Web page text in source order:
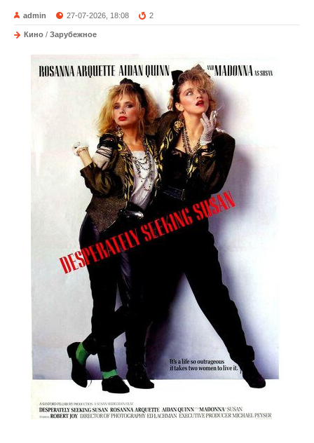
admin 27-07-2026, 18:08 2
Кино / Зарубежное